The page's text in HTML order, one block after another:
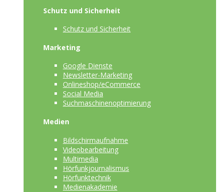
Schutz und Sicherheit
Schutz und Sicherheit
Marketing
Google Dienste
Newsletter-Marketing
Onlineshop/eCommerce
Social Media
Suchmaschinenoptimierung
Medien
Bildschirmaufnahme
Videobearbeitung
Multimedia
Hörfunkjournalismus
Hörfunktechnik
Medienakademie